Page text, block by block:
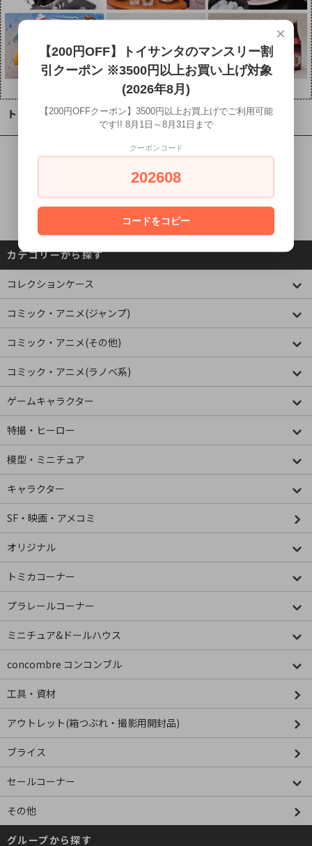
トイサンタ Instagram
カテゴリーから探す
コレクションケース
コミック・アニメ(ジャンプ)
コミック・アニメ(その他)
コミック・アニメ(ラノベ系)
ゲームキャラクター
特撮・ヒーロー
模型・ミニチュア
キャラクター
SF・映画・アメコミ
オリジナル
トミカコーナー
プラレールコーナー
ミニチュア&ドールハウス
concombre コンコンブル
工具・資材
アウトレット(箱つぶれ・撮影用開封品)
ブライス
セールコーナー
その他
グループから探す
×
【200円OFF】トイサンタのマンスリー割
引クーポン ※3500円以上お買い上げ対象
(2026年8月)
【200円OFFクーポン】3500円以上お買上げでご利用可能
です!! 8月1日～8月31日まで
クーポンコード
202608
コードをコピー